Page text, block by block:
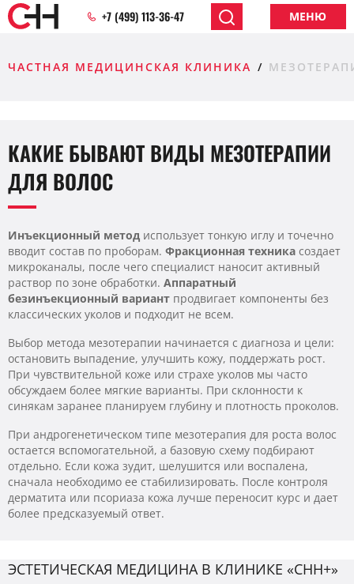
+7 (499) 113-36-47 МЕНЮ
ЧАСТНАЯ МЕДИЦИНСКАЯ КЛИНИКА
КАКИЕ БЫВАЮТ ВИДЫ МЕЗОТЕРАПИИ
ДЛЯ ВОЛОС
Инъекционный метод использует тонкую иглу и точечно
вводит состав по проборам. Фракционная техника создает
микроканалы, после чего специалист наносит активный
раствор по зоне обработки. Аппаратный
безинъекционный вариант продвигает компоненты без
классических уколов и подходит не всем.
Выбор метода мезотерапии начинается с диагноза и цели:
остановить выпадение, улучшить кожу, поддержать рост.
При чувствительной коже или страхе уколов мы часто
обсуждаем более мягкие варианты. При склонности к
синякам заранее планируем глубину и плотность проколов.
При андрогенетическом типе мезотерапия для роста волос
остается вспомогательной, а базовую схему подбирают
отдельно. Если кожа зудит, шелушится или воспалена,
сначала необходимо ее стабилизировать. После контроля
дерматита или псориаза кожа лучше переносит курс и дает
более предсказуемый ответ.
ЭСТЕТИЧЕСКАЯ МЕДИЦИНА В КЛИНИКЕ «CHH+»